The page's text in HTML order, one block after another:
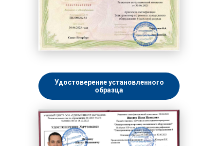
Удостоверение установленного
образца